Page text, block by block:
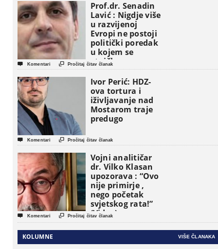
Prof.dr. Senadin
Lavić : Nigdje više
u razvijenoj
Evropi ne postoji
politički poredak
u kojem se
etničke grupe
pojavljuju kao
osnovne
političke jedinice
 Komentari  Pročitaj čitav članak
Ivor Perić: HDZ-
ova tortura i
iživljavanje nad
Mostarom traje
predugo
 Komentari  Pročitaj čitav članak
Vojni analitičar
dr. Vilko Klasan
upozorava : “Ovo
nije primirje ,
nego početak
svjetskog rata!”
(Video)
 Komentari  Pročitaj čitav članak
KOLUMNE VIŠE ČLANAKA